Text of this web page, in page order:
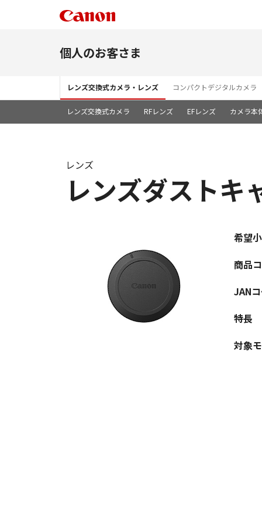
個人のお客さま
レンズ交換式カメラ・レンズ コンパクトデジタルカメラ
レンズ交換式カメラ RFレンズ EFレンズ カメラ本
レンズダストキ
レンズ
希望
商品
JAN
特長
対象